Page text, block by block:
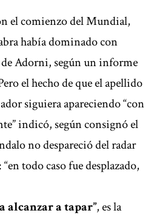
el comienzo del Mundial,
había dominado con
Adorni, según un informe
el hecho de que el apellido
siguiera apareciendo “con
indicó, según consignó el
no despareció del radar
todo caso fue desplazado,
alcanzar a tapar”, es la